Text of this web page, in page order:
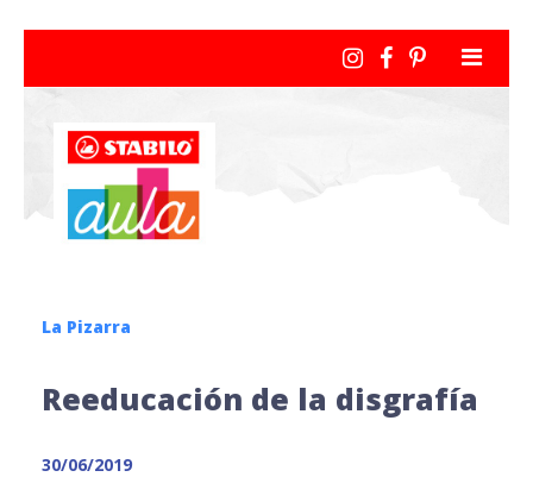
La Pizarra
Reeducación de la disgrafía
30/06/2019